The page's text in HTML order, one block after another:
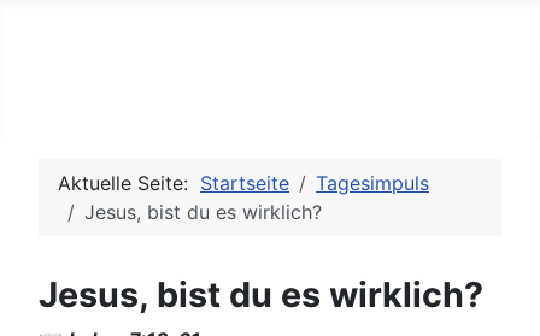
Aktuelle Seite: Startseite
Tagesimpuls
Jesus, bist du es wirklich?
Jesus, bist du es wirklich?